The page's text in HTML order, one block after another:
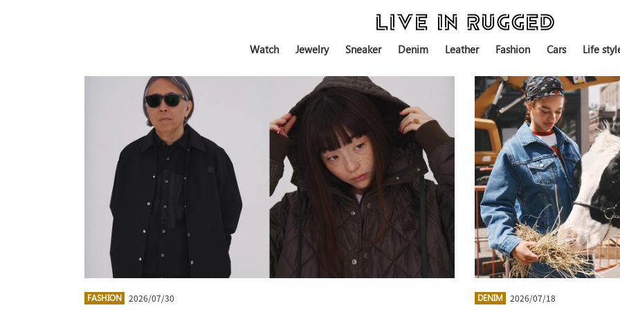
Watch Jewelry Sneaker Denim Leather Fashion Cars Life
FASHION 2026/07/30 DENIM 2026/07/18